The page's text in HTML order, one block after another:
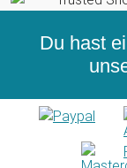
Du hast